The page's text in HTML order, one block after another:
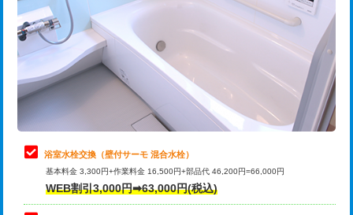
カメラ調査 33,000円
桝清掃 8,800円
止水・漏水調査・防水処理・清掃・修
理・調整・分解・加工など（軽作業）
止水・漏水調査・防水処理・清掃・修
理・調整・分解・加工など（中作業）
22,000円
止水・漏水調査・防水処理・清掃・修
理・調整・分解・加工など（重作業）
33,000円
浴室水栓交換（壁付サーモ 混合水栓）
基本料金 3,300円+作業料金 16,500円+部品代 46,200円=66,000円
WEB割引3,000円➡63,000円(税込)